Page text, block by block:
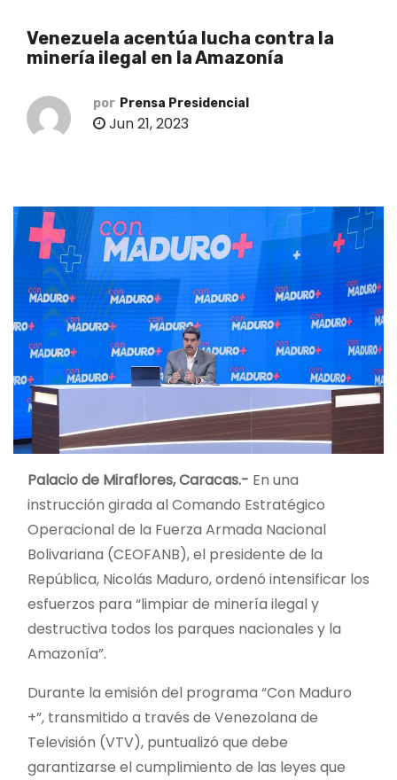
Venezuela acentúa lucha contra la
minería ilegal en la Amazonía
por Prensa Presidencial
Jun 21, 2023
Palacio de Miraflores, Caracas.- En una
instrucción girada al Comando Estratégico
Operacional de la Fuerza Armada Nacional
Bolivariana (CEOFANB), el presidente de la
República, Nicolás Maduro, ordenó intensificar los
esfuerzos para “limpiar de minería ilegal y
destructiva todos los parques nacionales y la
Amazonía”.
Durante la emisión del programa “Con Maduro
+”, transmitido a través de Venezolana de
Televisión (VTV), puntualizó que debe
garantizarse el cumplimiento de las leyes que